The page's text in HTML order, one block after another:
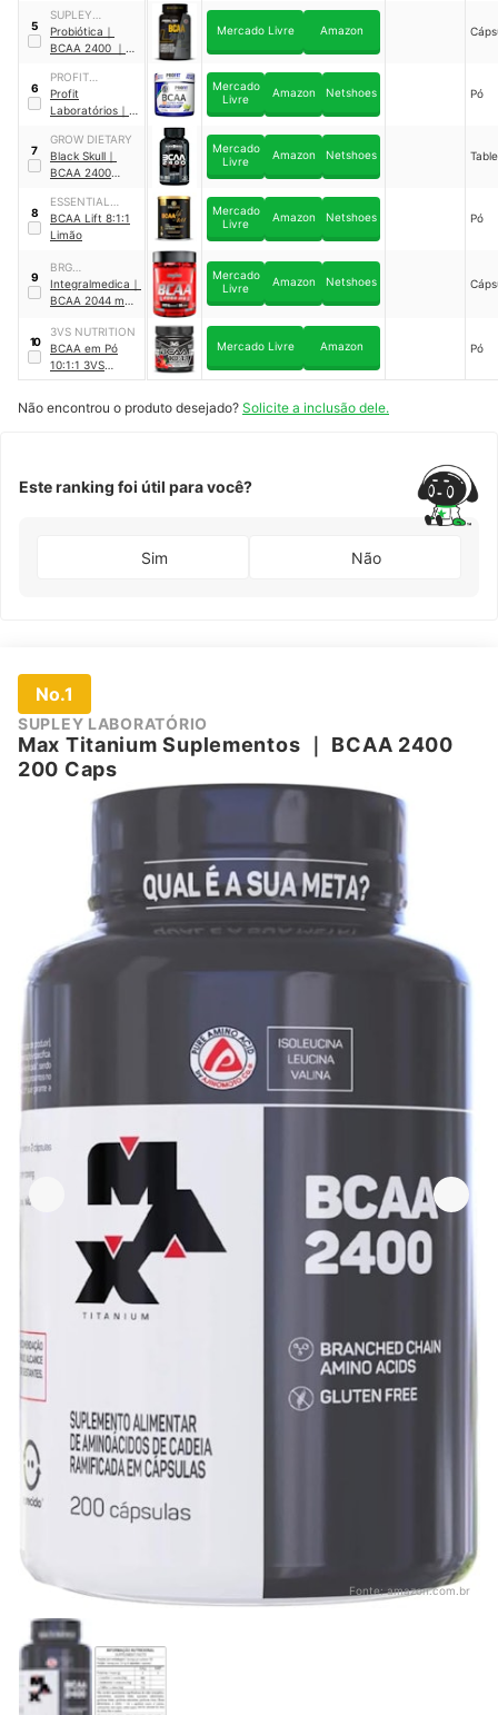
5
SUPLEY
LABORATÓRIO
Probiótica ｜
BCAA 2400 ｜
Mercado Livre Amazon
6
PROFIT
LABORATÓRIOS
Profit
Laboratórios ｜
Super Pump
Powder
Mercado
Livre
Amazon Netshoes Pó
7
GROW DIETARY
Black Skull ｜
BCAA 2400
Tablets ｜
3020029
Mercado
Livre
Amazon Netshoes
8
ESSENTIAL
NUTRITION
BCAA Lift 8:1:1
Limão
Mercado
Livre
Amazon Netshoes Pó
9
BRG
SUPLEMENTOS
NUTRICIONAIS
Integralmedica ｜
BCAA 2044 mg -
63269
Mercado
Livre
Amazon Netshoes
10
3VS NUTRITION
BCAA em Pó
10:1:1 3VS
Nutrition
Mercado Livre Amazon Pó
Não encontrou o produto desejado? Solicite a inclusão dele.
Este ranking foi útil para você?
Sim Não
No.1
SUPLEY LABORATÓRIO
Max Titanium Suplementos
BCAA 2400
200 Caps
Fonte:amazon.com.br